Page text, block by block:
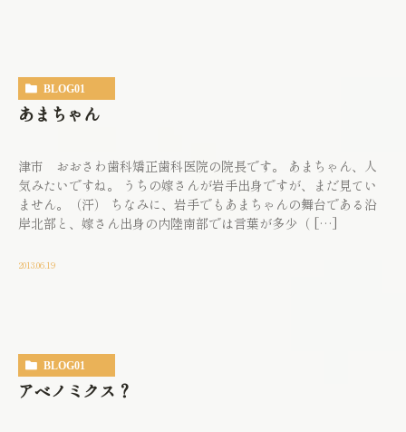
BLOG01
あまちゃん
津市 おおさわ歯科矯正歯科医院の院長です。 あまちゃん、人
気みたいですね。 うちの嫁さんが岩手出身ですが、まだ見てい
ません。（汗） ちなみに、岩手でもあまちゃんの舞台である沿
岸北部と、嫁さん出身の内陸南部では言葉が多少（ […]
2013.06.19
BLOG01
アベノミクス？